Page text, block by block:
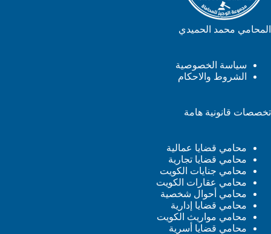
المحامي محمد الحميدي
سياسة الخصوصية
الشروط والاحكام
تخصصات قانونية هامة
محامي قضايا عمالية
محامي قضايا تجارية
محامي جنايات الكويت
محامي عقارات الكويت
محامي أحوال شخصية
محامي قضايا إدارية
محامي مواريث الكويت
محامي قضايا أسرية